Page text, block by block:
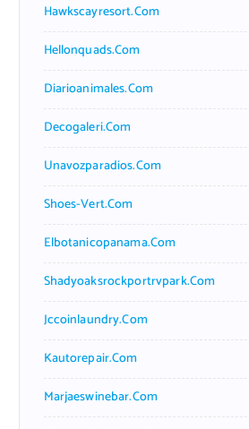
Hawkscayresort.com
Hellonquads.com
Diarioanimales.com
Decogaleri.com
Unavozparadios.com
Shoes-Vert.com
Elbotanicopanama.com
Shadyoaksrockportrvpark.com
Jccoinlaundry.com
Kautorepair.com
Marjaeswinebar.com